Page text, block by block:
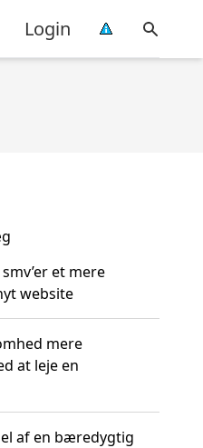
Login
et mere
website
mere
at leje en
af en bæredygtig